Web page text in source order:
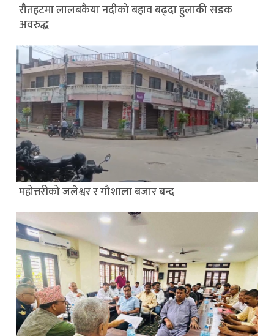
रौतहटमा लालबकैया नदीको बहाव बढ्दा हुलाकी सडक
अवरुद्ध
महोत्तरीको जलेश्वर र गौशाला बजार बन्द